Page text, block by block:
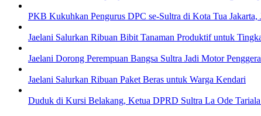
PKB Kukuhkan Pengurus DPC se-Sultra di Kota Tua
Jaelani Salurkan Ribuan Bibit Tanaman Produktif untuk
Jaelani Dorong Perempuan Bangsa Sultra Jadi Motor
Jaelani Salurkan Ribuan Paket Beras untuk Warga Kendari
Duduk di Kursi Belakang, Ketua DPRD Sultra La Ode